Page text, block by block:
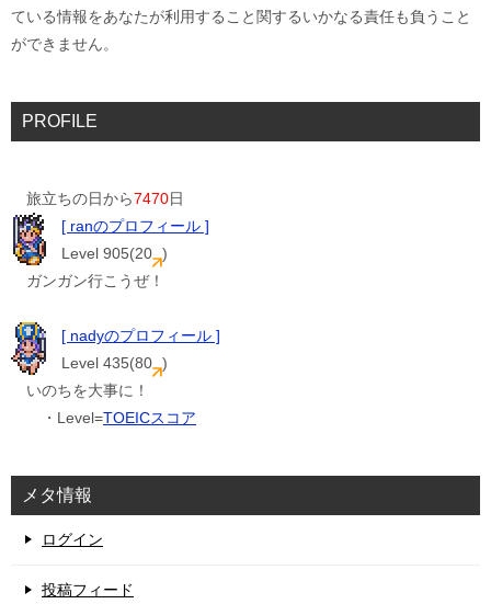
ている情報をあなたが利用すること関するいかなる責任も負うこと
ができません。
PROFILE
旅立ちの日から7470日
[ ranのプロフィール ]
Level 905(20 )
ガンガン行こうぜ！
[ nadyのプロフィール ]
Level 435(80 )
いのちを大事に！
・Level=TOEICスコア
メタ情報
ログイン
投稿フィード